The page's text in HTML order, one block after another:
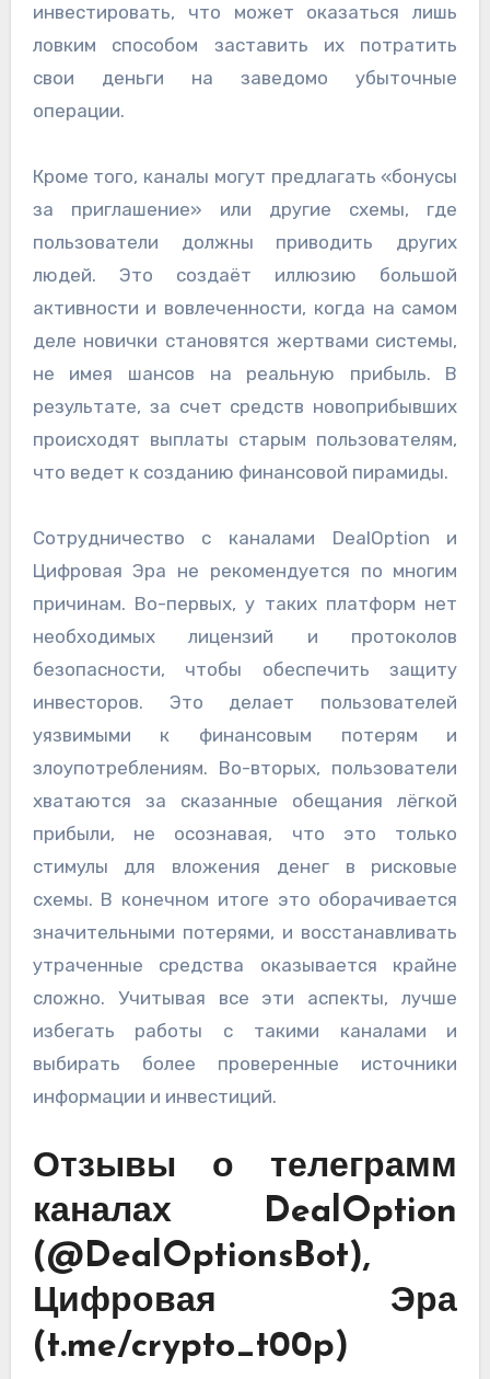
инвестировать, что может оказаться лишь
ловким способом заставить их потратить
свои деньги на заведомо убыточные
операции.
Кроме того, каналы могут предлагать «бонусы
за приглашение» или другие схемы, где
пользователи должны приводить других
людей. Это создаёт иллюзию большой
активности и вовлеченности, когда на самом
деле новички становятся жертвами системы,
не имея шансов на реальную прибыль. В
результате, за счет средств новоприбывших
происходят выплаты старым пользователям,
что ведет к созданию финансовой пирамиды.
Сотрудничество с каналами DealOption и
Цифровая Эра не рекомендуется по многим
причинам. Во-первых, у таких платформ нет
необходимых лицензий и протоколов
безопасности, чтобы обеспечить защиту
инвесторов. Это делает пользователей
уязвимыми к финансовым потерям и
злоупотреблениям. Во-вторых, пользователи
хватаются за сказанные обещания лёгкой
прибыли, не осознавая, что это только
стимулы для вложения денег в рисковые
схемы. В конечном итоге это оборачивается
значительными потерями, и восстанавливать
утраченные средства оказывается крайне
сложно. Учитывая все эти аспекты, лучше
избегать работы с такими каналами и
выбирать более проверенные источники
информации и инвестиций.
Отзывы о телеграмм
каналах DealOption
(@DealOptionsBot),
Цифровая Эра
(t.me/crypto_t00p)